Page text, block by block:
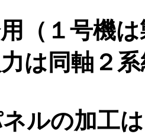
（１号機
は同軸２
ルの加工